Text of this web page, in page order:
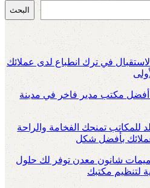
البحث
الاستقبال في ترك انطباع لدى عملائك
أفضل مكتب مدير فاخر في مدينة
للمكاتب تمنحك الفخامة والراحة
بأفضل شكل
شانون معدن توفر لك حلول
لتنظيم مكتبك